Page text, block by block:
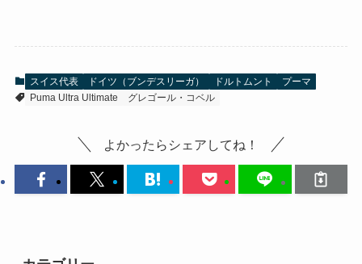
スイス代表 ドイツ（ブンデスリーガ） ドルトムント
プーマ
Puma Ultra Ultimate
グレゴール・コベル
よかったらシェアしてね！